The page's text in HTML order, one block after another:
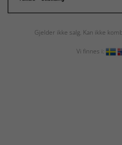
Gjelder ikke salg. Kan ikke
Vi finnes i: